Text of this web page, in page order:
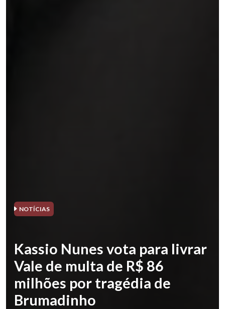
NOTÍCIAS
Kassio Nunes vota para livrar
Vale de multa de R$ 86
milhões por tragédia de
Brumadinho